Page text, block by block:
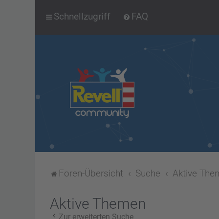
Schnellzugriff FAQ
Foren-Übersicht Suche Aktive
Aktive Themen
Zur erweiterten Suche